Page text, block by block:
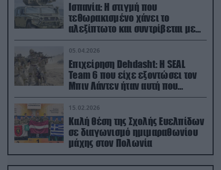
Ισπανία: Η στιγμή που
τεθωρακισμένο χάνει το
αλεξίπτωτο και συντρίβεται με
ορμή στο έδαφος (βίντεο)
05.04.2026
Επιχείρηση Dehdasht: Η SEAL
Team 6 που είχε εξοντώσει τον
Μπιν Λάντεν ήταν αυτή που
διέσωσε τον πιλότο του F-15
15.02.2026
Καλή θέση της Σχολής Ευελπίδων
σε διαγωνισμό ημιμαραθωνίου
μάχης στον Πολωνία